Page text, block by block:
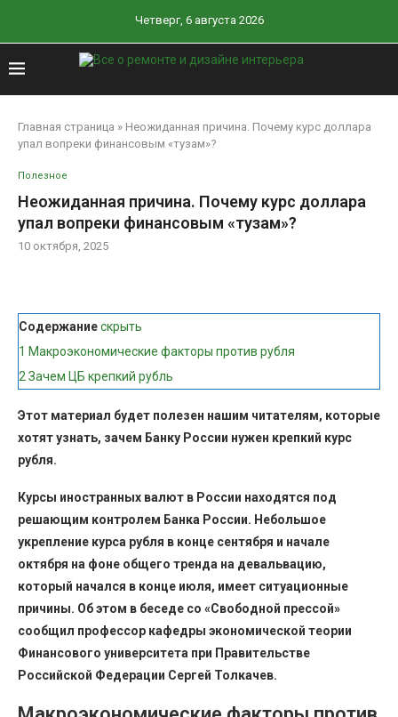
Четверг, 6 августа 2026
Главная страница » Неожиданная причина. Почему курс доллара
упал вопреки финансовым «тузам»?
Полезное
Неожиданная причина. Почему курс доллара
упал вопреки финансовым «тузам»?
10 октября, 2025
Содержаниескрыть
1 Макроэкономические факторы против рубля
2 Зачем ЦБ крепкий рубль
Этот материал будет полезен нашим читателям, которые
хотят узнать, зачем Банку России нужен крепкий курс
рубля.
Курсы иностранных валют в России находятся под
решающим контролем Банка России. Небольшое
укрепление курса рубля в конце сентября и начале
октября на фоне общего тренда на девальвацию,
который начался в конце июля, имеет ситуационные
причины. Об этом в беседе со «Свободной прессой»
сообщил профессор кафедры экономической теории
Финансового университета при Правительстве
Российской Федерации Сергей Толкачев.